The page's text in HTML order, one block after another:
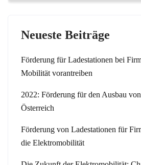
Neueste Beiträge
Förderung für Ladestationen bei
Mobilität vorantreiben
2022: Förderung für den Ausbau
Österreich
Förderung von Ladestationen für
die Elektromobilität